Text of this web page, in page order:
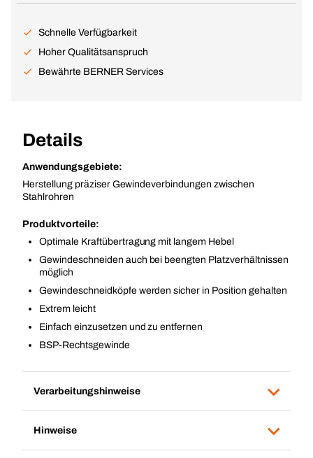
Schnelle Verfügbarkeit
Hoher Qualitätsanspruch
Bewährte BERNER Services
Details
Anwendungsgebiete:
Herstellung präziser Gewindeverbindungen zwischen
Stahlrohren
Produktvorteile:
Optimale Kraftübertragung mit langem Hebel
Gewindeschneiden auch bei beengten Platzverhältnissen
möglich
Gewindeschneidköpfe werden sicher in Position gehalten
Extrem leicht
Einfach einzusetzen und zu entfernen
BSP-Rechtsgewinde
Verarbeitungshinweise
Hinweise